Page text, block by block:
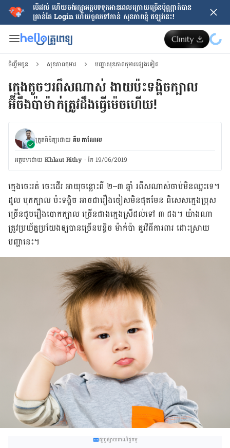
បើរវល់ ហើយចង់​រក្សាអត្ថបទទុកអានពេលក្រោយ​ច្រើនប៉ុណ្ណាក៏បាន
គ្រាន់តែ​ Login ហើយចូលទៅកាន់ សុខភាពខ្ញុំ ឥឡូវនេះ!
ចិញ្ចឹមកូន សុខភាពកុមារ បញ្ហាសុខភាពកុមារផ្សេងទៀត
ក្មេង​តូចៗ​រពឹសណាស់ ងាយ​ប៉ះទង្គិច​ក្បាល
អ៊ីចឹង​ប៉ាម៉ាក់​ត្រូវ​ដឹង​ធ្វើ​ម៉េច​ហើយ!
ត្រួតពិនិត្យដោយ គឹម កាណែល
អត្ថបទ​ដោយ Khlaut Rithy ·កែ 19/06/2019
ក្មេង​ចេះ​រត់ ចេះដើរ អាយុ​​ចន្លោះ​ពី ២–៣ ឆ្នាំ រពឹស​ណាស់​ចាប់​​មិន​ឈ្នះ​ទេ។
ដួល បុក​ក្បាល ​ប៉ះទង្គិច អាច​ជា​រឿង​ចៀស​មិន​ផុតមែន ពិសេស​ក្មេង​ប្រុស
ច្រើន​ជួប​រឿង​​បោក​ក្បាល ​ច្រើន​ជាង​ក្មេង​ស្រី​ដល់​ទៅ​ ៣ ដង។ យ៉ាង​ណា​
ត្រូវ​ប្រយ័ត្ន​ប្រយែង​ឲ្យ​បាន​ច្រើន​បន្តិច ម៉ាក់ប៉ា ​គួរវិធី​ការពារ ដោះស្រាយ​
បញ្ហា​នេះ។
ផ្សព្វផ្សាយពាណិជ្ជកម្ម